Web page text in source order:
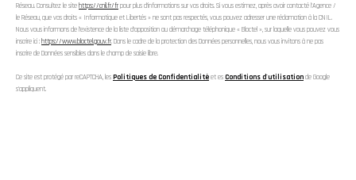
Réseau. Consultez le sitehttps://cnil.fr/frpour plus d’informations sur vos droits. Si vous estimez, après avoir contacté l'Agence /
le Réseau, que vos droits « Informatique et Libertés » ne sont pas respectés, vous pouvez adresser une réclamation à la CNIL.
Nous vous informons de l’existence de la liste d'opposition au démarchage téléphonique « Bloctel », sur laquelle vous pouvez vous
inscrire ici :https://www.bloctel.gouv.fr. Dans le cadre de la protection des Données personnelles, nous vous invitons à ne pas
inscrire de Données sensibles dans le champ de saisie libre.
Ce site est protégé par reCAPTCHA, lesPolitiques de Confidentialitéet esConditions d'utilisationde Google
s'appliquent.